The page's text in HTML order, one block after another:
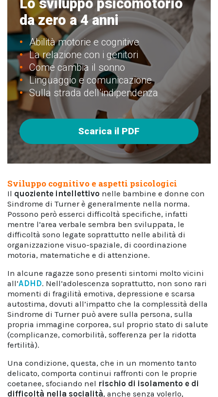
Lo sviluppo psicomotorio
da zero a 4 anni
Abilità motorie e cognitive
La relazione con i genitori
Come cambia il sonno
Linguaggio e comunicazione
Sulla strada dell’indipendenza
Scarica il PDF
Sviluppo cognitivo e aspetti psicologici
Il quoziente intellettivo nelle bambine e donne con
Sindrome di Turner è generalmente nella norma.
Possono però esserci difficoltà specifiche, infatti
mentre l’area verbale sembra ben sviluppata, le
difficoltà sono legate soprattutto nelle abilità di
organizzazione visuo-spaziale, di coordinazione
motoria, matematiche e di attenzione.
In alcune ragazze sono presenti sintomi molto vicini
all’ADHD. Nell’adolescenza soprattutto, non sono rari
momenti di fragilità emotiva, depressione e scarsa
autostima, dovuti all’impatto che la complessità della
Sindrome di Turner può avere sulla persona, sulla
propria immagine corporea, sul proprio stato di salute
(complicanze, comorbilità, sofferenza per la ridotta
fertilità).
Una condizione, questa, che in un momento tanto
delicato, comporta continui raffronti con le proprie
coetanee, sfociando nel rischio di isolamento e di
difficoltà nella socialità, anche senza volerlo,